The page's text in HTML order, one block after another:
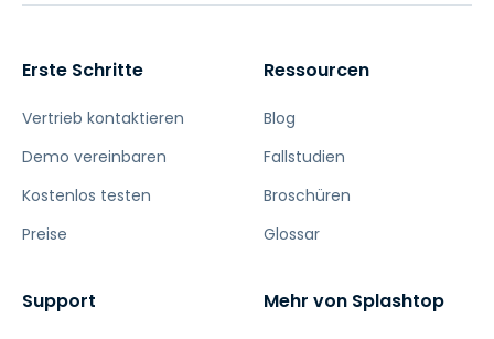
Erste Schritte
Vertrieb kontaktieren
Demo vereinbaren
Kostenlos testen
Preise
Ressourcen
Blog
Fallstudien
Broschüren
Glossar
Support Mehr von Splashtop